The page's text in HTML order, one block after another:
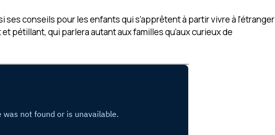
conseils pour les enfants qui s’apprêtent à partir vivre à l’étranger
pétillant, qui parlera autant aux familles qu’aux curieux de